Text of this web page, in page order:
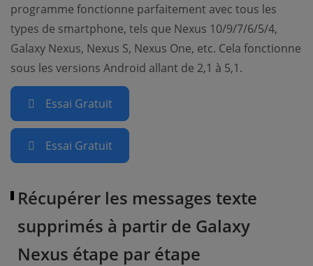
programme fonctionne parfaitement avec tous les
types de smartphone, tels que Nexus 10/9/7/6/5/4,
Galaxy Nexus, Nexus S, Nexus One, etc. Cela fonctionne
sous les versions Android allant de 2,1 à 5,1.
Essai Gratuit
Essai Gratuit
Récupérer les messages texte
supprimés à partir de Galaxy
Nexus étape par étape